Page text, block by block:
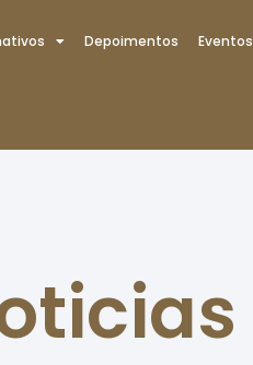
Depoimentos Eventos